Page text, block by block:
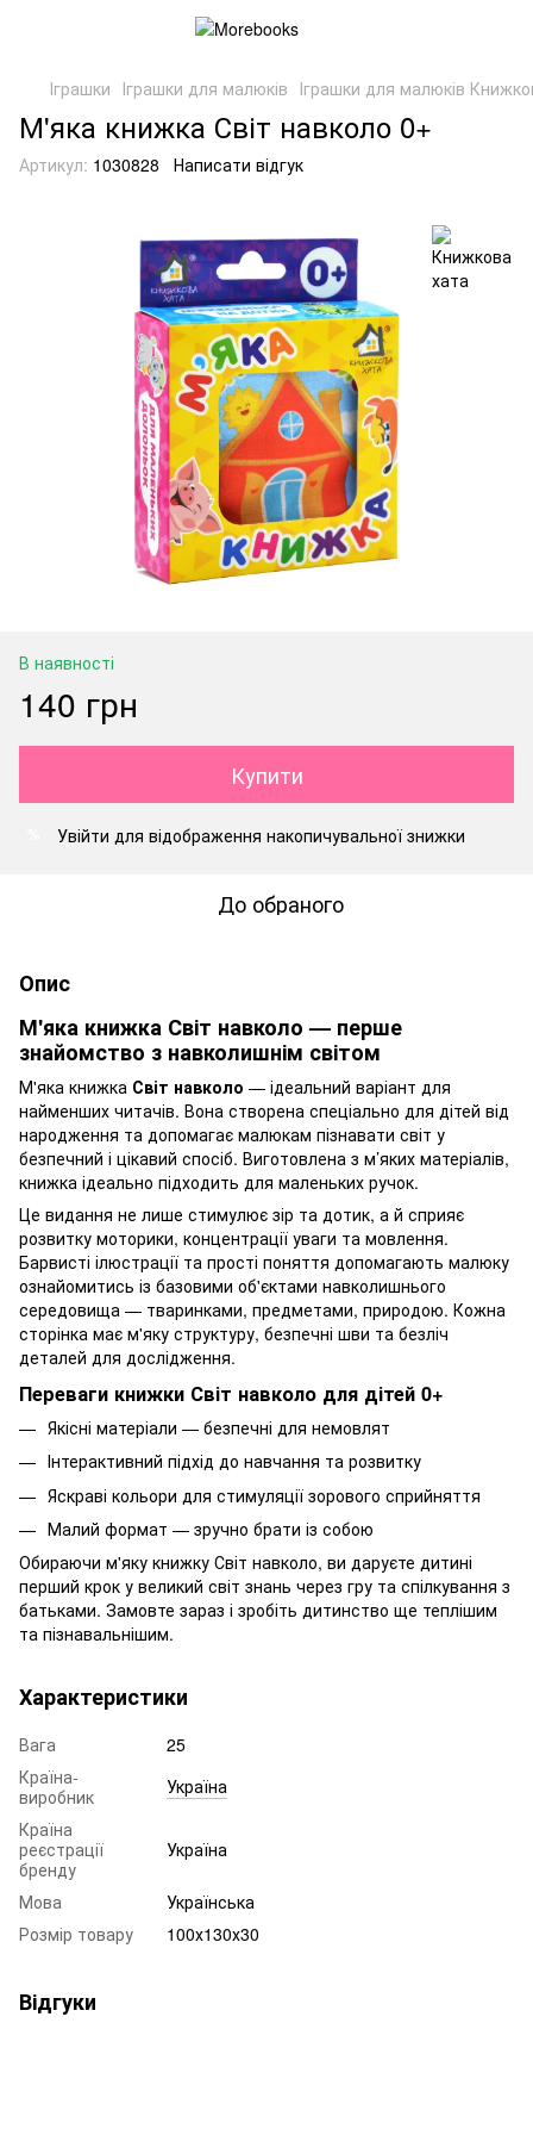
Іграшки Іграшки для малюків Іграшки для малюків
М'яка книжка Світ навколо 0+
Артикул: 1030828 Написати відгук
В наявності
140 грн
Купити
Увійти для відображення накопичувальної знижки
До обраного
Опис
М'яка книжка Світ навколо — перше
знайомство з навколишнім світом
М'яка книжка Світ навколо — ідеальний варіант для
найменших читачів. Вона створена спеціально для дітей від
народження та допомагає малюкам пізнавати світ у
безпечний і цікавий спосіб. Виготовлена з м’яких матеріалів,
книжка ідеально підходить для маленьких ручок.
Це видання не лише стимулює зір та дотик, а й сприяє
розвитку моторики, концентрації уваги та мовлення.
Барвисті ілюстрації та прості поняття допомагають малюку
ознайомитись із базовими об'єктами навколишнього
середовища — тваринками, предметами, природою. Кожна
сторінка має м'яку структуру, безпечні шви та безліч
деталей для дослідження.
Переваги книжки Світ навколо для дітей 0+
Якісні матеріали — безпечні для немовлят
Інтерактивний підхід до навчання та розвитку
Яскраві кольори для стимуляції зорового сприйняття
Малий формат — зручно брати із собою
Обираючи м'яку книжку Світ навколо, ви даруєте дитині
перший крок у великий світ знань через гру та спілкування з
батьками. Замовте зараз і зробіть дитинство ще теплішим
та пізнавальнішим.
Характеристики
Вага
25
Країна-
виробник
Україна
Країна
реєстрації
бренду
Україна
Мова
Українська
Розмір товару
100х130х30
Відгуки